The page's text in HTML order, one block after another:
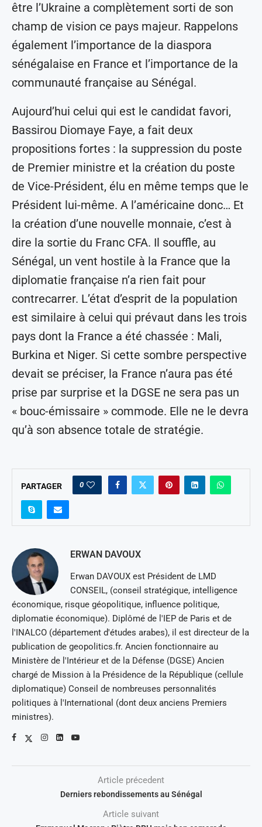
être l’Ukraine a complètement sorti de son
champ de vision ce pays majeur. Rappelons
également l’importance de la diaspora
sénégalaise en France et l’importance de la
communauté française au Sénégal.
Aujourd’hui celui qui est le candidat favori,
Bassirou Diomaye Faye, a fait deux
propositions fortes : la suppression du poste
de Premier ministre et la création du poste
de Vice-Président, élu en même temps que le
Président lui-même. A l’américaine donc… Et
la création d’une nouvelle monnaie, c’est à
dire la sortie du Franc CFA. Il souffle, au
Sénégal, un vent hostile à la France que la
diplomatie française n’a rien fait pour
contrecarrer. L’état d’esprit de la population
est similaire à celui qui prévaut dans les trois
pays dont la France a été chassée : Mali,
Burkina et Niger. Si cette sombre perspective
devait se préciser, la France n’aura pas été
prise par surprise et la DGSE ne sera pas un
« bouc-émissaire » commode. Elle ne le devra
qu’à son absence totale de stratégie.
PARTAGER 0
ERWAN DAVOUX
Erwan DAVOUX est Président de LMD
CONSEIL, (conseil stratégique, intelligence
économique, risque géopolitique, influence politique,
diplomatie économique). Diplômé de l'IEP de Paris et de
l'INALCO (département d'études arabes), il est directeur de la
publication de geopolitics.fr. Ancien fonctionnaire au
Ministère de l'Intérieur et de la Défense (DGSE) Ancien
chargé de Mission à la Présidence de la République (cellule
diplomatique) Conseil de nombreuses personnalités
politiques à l'International (dont deux anciens Premiers
ministres).
Article précedent
Derniers rebondissements au Sénégal
Article suivant